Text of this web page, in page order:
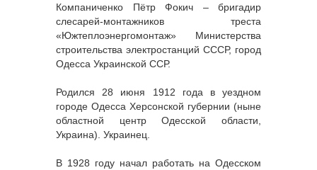
Компаниченко Пётр Фокич – бригадир
слесарей-монтажников треста
«Южтеплоэнергомонтаж» Министерства
строительства электростанций СССР, город
Одесса Украинской ССР.
Родился 28 июня 1912 года в уездном
городе Одесса Херсонской губернии (ныне
областной центр Одесской области,
Украина). Украинец.
В 1928 году начал работать на Одесском